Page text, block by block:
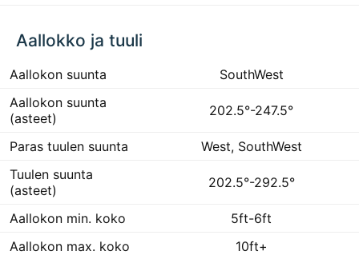
Aallokko ja tuuli
Aallokon suunta
SouthWest
Aallokon suunta
(asteet)
202.5°-247.5°
Paras tuulen suunta
West, SouthWest
Tuulen suunta
(asteet)
202.5°-292.5°
Aallokon min. koko
5ft-6ft
Aallokon max. koko
10ft+